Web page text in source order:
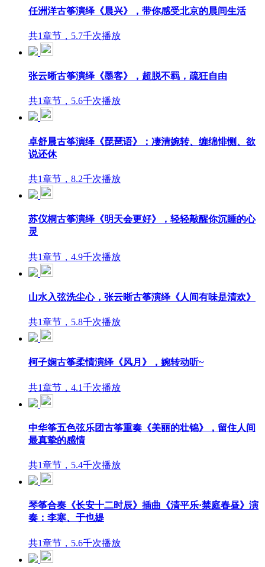
任洲洋古筝演绎《晨兴》，带你感受北京的晨间生活
共1章节，5.7千次播放
张云晰古筝演绎《墨客》，超脱不羁，疏狂自由
共1章节，5.6千次播放
卓舒晨古筝演绎《琵琶语》：凄清婉转、缠绵悱恻、欲
说还休
共1章节，8.2千次播放
苏仪桐古筝演绎《明天会更好》，轻轻敲醒你沉睡的心
灵
共1章节，4.9千次播放
山水入弦洗尘心，张云晰古筝演绎《人间有味是清欢》
共1章节，5.8千次播放
柯子娴古筝柔情演绎《风月》，婉转动听~
共1章节，4.1千次播放
中华筝五色弦乐团古筝重奏《美丽的壮锦》，留住人间
最真挚的感情
共1章节，5.4千次播放
琴筝合奏《长安十二时辰》插曲《清平乐·禁庭春昼》演
奏：李寒、于也媞
共1章节，5.6千次播放